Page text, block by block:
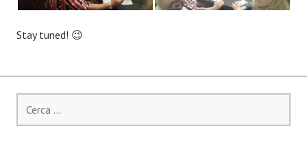
Stay tuned! 😉
per: